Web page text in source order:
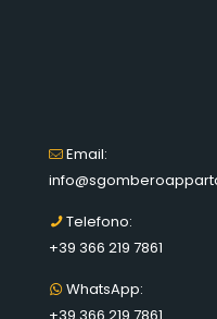
Email:
Telefono:
+39 366 219 7861
WhatsApp: